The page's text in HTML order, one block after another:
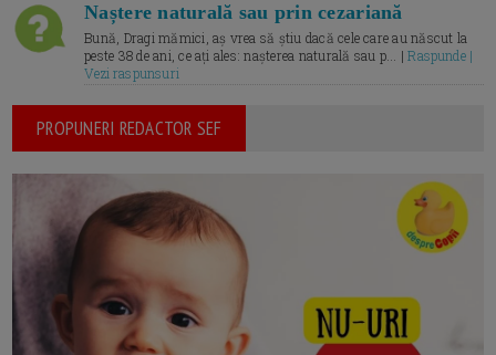
Naștere naturală sau prin cezariană
Bună, Dragi mămici, aș vrea să știu dacă cele care au născut la
peste 38 de ani, ce ați ales: nașterea naturală sau p... |Raspunde |
Vezi raspunsuri
PROPUNERI REDACTOR SEF